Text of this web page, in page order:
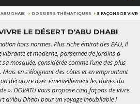
ABU DHABI DOSSIERS THÉMATIQUES 5 FAÇONS DE
LE DÉSERT D'ABU DHABI
hors normes. Plus riche émirat des EAU, il
et moderne, parsemée de jardins à
mosquée, considérée comme l’une des plus
en s’éloignant des côtes et en empruntant
découvre avec émerveillement les dunes du
». OOVATU vous propose cinq façons de vivre
d’Abu Dhabi pour un voyage inoubliable !